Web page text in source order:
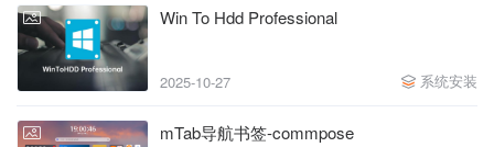
Win To Hdd Professional
2025-10-27 系统安装
mTab导航书签-commpose